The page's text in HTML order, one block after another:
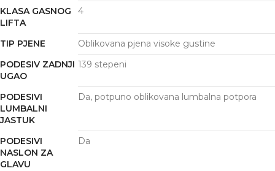
KLASA GASNOG
LIFTA
4
TIP PJENE
Oblikovana pjena visoke gustine
PODESIV ZADNJI
UGAO
139 stepeni
PODESIVI
LUMBALNI
JASTUK
Da, potpuno oblikovana lumbalna potpora
PODESIVI
NASLON ZA
GLAVU
Da